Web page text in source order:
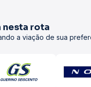
nesta rota
a viação de sua